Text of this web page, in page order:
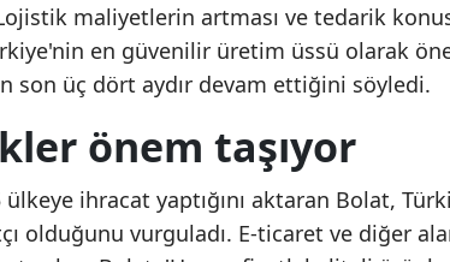
maliyetlerin artması ve tedarik
en güvenilir üretim üssü olarak
son üç dört aydır devam ettiğini söyledi.
önem taşıyor
ihracat yaptığını aktaran Bolat,
olduğunu vurguladı. E-ticaret ve diğer